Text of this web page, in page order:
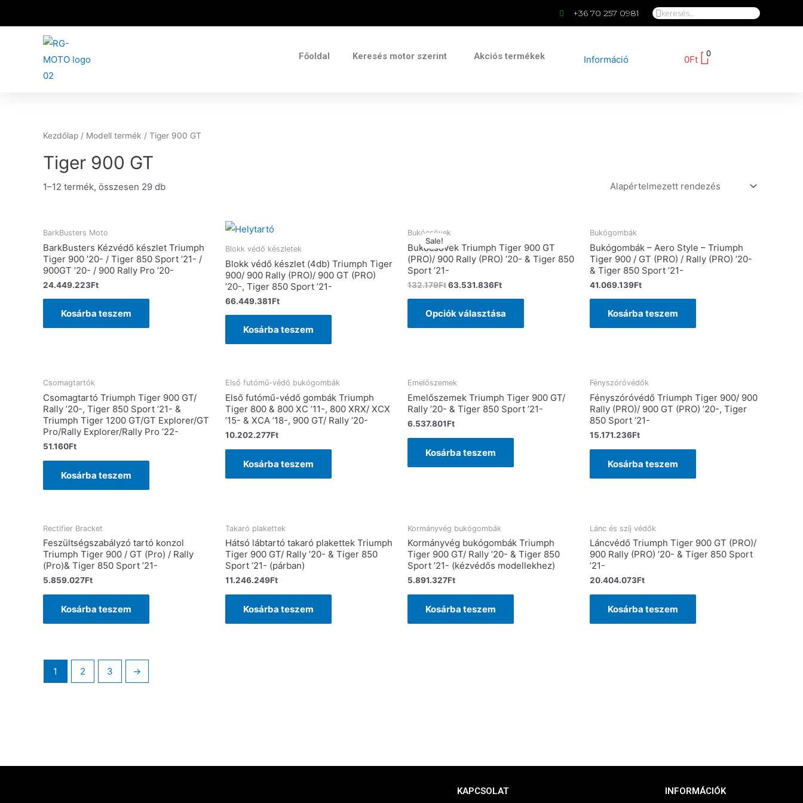
+36 70 257 0981
Főoldal Keresés motor szerint Akciós termékek Információ 0Ft
0
Kezdőlap / Modell termék / Tiger 900 GT
Tiger 900 GT
1–12 termék, összesen 29 db
BarkBusters Moto
BarkBusters Kézvédő készlet Triumph
Tiger 900 ’20- / Tiger 850 Sport ’21- /
900GT ’20- / 900 Rally Pro ’20-
24.449.223Ft
Kosárba teszem
Blokk védő készletek
Blokk védő készlet (4db) Triumph Tiger
900/ 900 Rally (PRO)/ 900 GT (PRO)
’20-, Tiger 850 Sport ’21-
66.449.381Ft
Kosárba teszem
Sale!
Bukócsövek
Bukócsövek Triumph Tiger 900 GT
(PRO)/ 900 Rally (PRO) ’20- & Tiger 850
Sport ’21-
132.179Ft63.531.836Ft
Opciók választása
Bukógombák
Bukógombák – Aero Style – Triumph
Tiger 900 / GT (PRO) / Rally (PRO) ’20-
& Tiger 850 Sport ’21-
41.069.139Ft
Kosárba teszem
Csomagtartók
Csomagtartó Triumph Tiger 900 GT/
Rally ’20-, Tiger 850 Sport ’21- &
Triumph Tiger 1200 GT/GT Explorer/GT
Pro/Rally Explorer/Rally Pro ’22-
51.160Ft
Kosárba teszem
Első futómű-védő bukógombák
Első futómű-védő gombák Triumph
Tiger 800 & 800 XC ’11-, 800 XRX/ XCX
’15- & XCA ’18-, 900 GT/ Rally ’20-
10.202.277Ft
Kosárba teszem
Emelőszemek
Emelőszemek Triumph Tiger 900 GT/
Rally ’20- & Tiger 850 Sport ’21-
6.537.801Ft
Kosárba teszem
Fényszóróvédők
Fényszóróvédő Triumph Tiger 900/ 900
Rally (PRO)/ 900 GT (PRO) ’20-, Tiger
850 Sport ’21-
15.171.236Ft
Kosárba teszem
Rectifier Bracket
Feszültségszabályzó tartó konzol
Triumph Tiger 900 / GT (Pro) / Rally
(Pro)& Tiger 850 Sport ’21-
5.859.027Ft
Kosárba teszem
Takaró plakettek
Hátsó lábtartó takaró plakettek Triumph
Tiger 900 GT/ Rally ’20- & Tiger 850
Sport ’21- (párban)
11.246.249Ft
Kosárba teszem
Kormányvég bukógombák
Kormányvég bukógombák Triumph
Tiger 900 GT/ Rally ’20- & Tiger 850
Sport ’21- (kézvédős modellekhez)
5.891.327Ft
Kosárba teszem
Lánc és szíj védők
Láncvédő Triumph Tiger 900 GT (PRO)/
900 Rally (PRO) ’20- & Tiger 850 Sport
’21-
20.404.073Ft
Kosárba teszem
1 2 3 →
KAPCSOLAT INFORMÁCIÓK